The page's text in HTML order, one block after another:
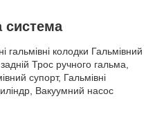
система
гальмівні колодки Гальмівний
Трос ручного гальма,
супорт, Гальмівні
Вакуумний насос